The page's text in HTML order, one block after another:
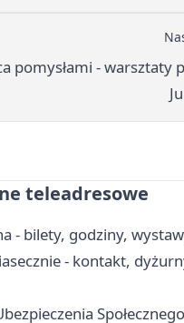
pomysłami - warsztaty
teleadresowe
- bilety, godziny,
- kontakt,